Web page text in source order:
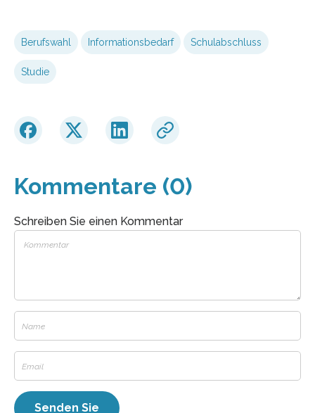
Berufswahl Informationsbedarf Schulabschluss
Studie
Kommentare (0)
Schreiben Sie einen Kommentar